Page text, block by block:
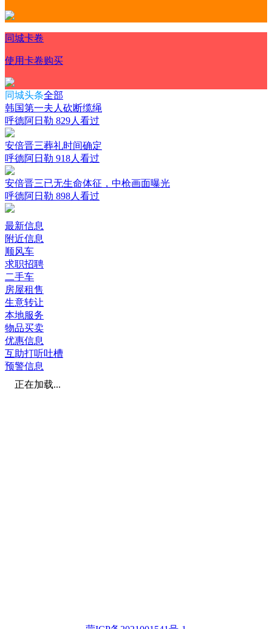
同城卡卷
使用卡卷购买
同城头条全部
韩国第一夫人砍断缆绳
呼德阿日勒 829人看过
安倍晋三葬礼时间确定
呼德阿日勒 918人看过
安倍晋三已无生命体征，中枪画面曝光
呼德阿日勒 898人看过
最新信息
附近信息
顺风车
求职招聘
二手车
房屋租售
生意转让
本地服务
物品买卖
优惠信息
互助打听吐槽
预警信息
正在加载...